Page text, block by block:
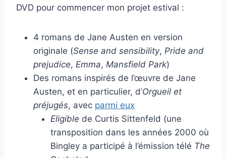
DVD pour commencer mon projet estival :
4 romans de Jane Austen en version
originale (Sense and sensibility, Pride and
prejudice, Emma, Mansfield Park)
Des romans inspirés de l’œuvre de Jane
Austen, et en particulier, d’Orgueil et
préjugés, avec parmi eux
Eligible de Curtis Sittenfeld (une
transposition dans les années 2000 où
Bingley a participé à l’émission télé The